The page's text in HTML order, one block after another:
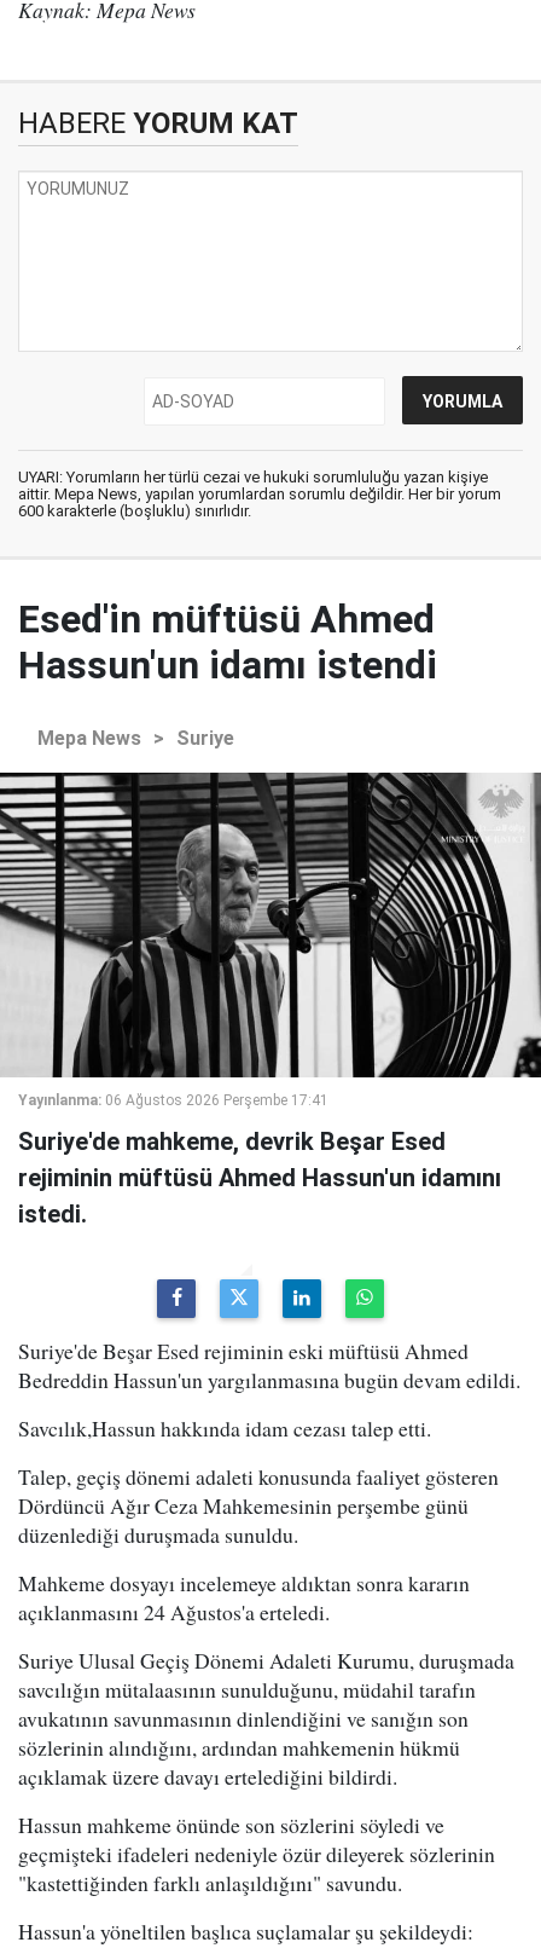
Kaynak: Mepa News
HABERE YORUM KAT
UYARI: Yorumların her türlü cezai ve hukuki sorumluluğu yazan kişiye
aittir. Mepa News, yapılan yorumlardan sorumlu değildir. Her bir yorum
600 karakterle (boşluklu) sınırlıdır.
Esed'in müftüsü Ahmed
Hassun'un idamı istendi
Mepa News > Suriye
Yayınlanma: 06 Ağustos 2026 Perşembe 17:41
Suriye'de mahkeme, devrik Beşar Esed
rejiminin müftüsü Ahmed Hassun'un idamını
istedi.
Suriye'de Beşar Esed rejiminin eski müftüsü Ahmed
Bedreddin Hassun'un yargılanmasına bugün devam edildi.
Savcılık,Hassun hakkında idam cezası talep etti.
Talep, geçiş dönemi adaleti konusunda faaliyet gösteren
Dördüncü Ağır Ceza Mahkemesinin perşembe günü
düzenlediği duruşmada sunuldu.
Mahkeme dosyayı incelemeye aldıktan sonra kararın
açıklanmasını 24 Ağustos'a erteledi.
Suriye Ulusal Geçiş Dönemi Adaleti Kurumu, duruşmada
savcılığın mütalaasının sunulduğunu, müdahil tarafın
avukatının savunmasının dinlendiğini ve sanığın son
sözlerinin alındığını, ardından mahkemenin hükmü
açıklamak üzere davayı ertelediğini bildirdi.
Hassun mahkeme önünde son sözlerini söyledi ve
geçmişteki ifadeleri nedeniyle özür dileyerek sözlerinin
"kastettiğinden farklı anlaşıldığını" savundu.
Hassun'a yöneltilen başlıca suçlamalar şu şekildeydi: